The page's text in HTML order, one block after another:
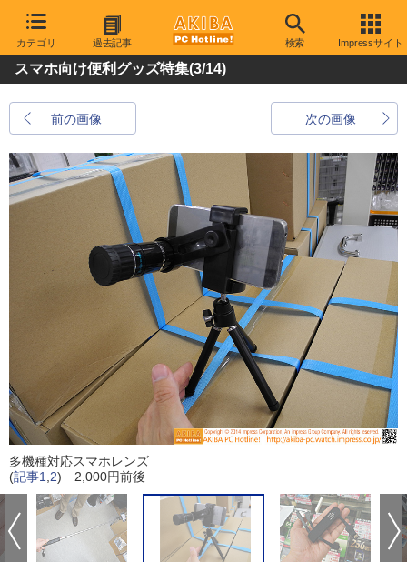
カテゴリ 過去記事 検索 Impressサイト
スマホ向け便利グッズ特集(3/14)
前の画像 次の画像
多機種対応スマホレンズ
(記事1 2) 2,000円前後